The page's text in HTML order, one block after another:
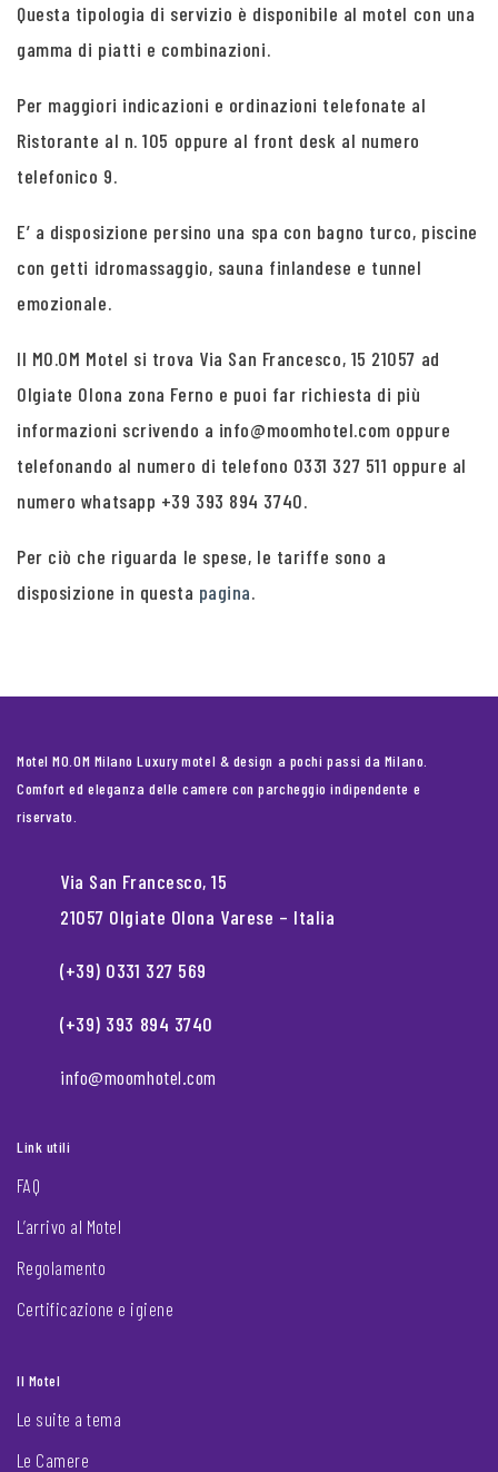
Questa tipologia di servizio è disponibile al motel con una
gamma di piatti e combinazioni.
Per maggiori indicazioni e ordinazioni telefonate al
Ristorante al n. 105 oppure al front desk al numero
telefonico 9.
E’ a disposizione persino una spa con bagno turco, piscine
con getti idromassaggio, sauna finlandese e tunnel
emozionale.
Il MO.OM Motel si trova Via San Francesco, 15 21057 ad
Olgiate Olona zona Ferno e puoi far richiesta di più
informazioni scrivendo a info@moomhotel.com oppure
telefonando al numero di telefono 0331 327 511 oppure al
numero whatsapp +39 393 894 3740.
Per ciò che riguarda le spese, le tariffe sono a
disposizione in questa pagina.
Motel MO.OM Milano Luxury motel & design a pochi passi da Milano.
Comfort ed eleganza delle camere con parcheggio indipendente e
riservato.
Via San Francesco, 15
21057 Olgiate Olona Varese – Italia
(+39) 0331 327 569
(+39) 393 894 3740
info@moomhotel.com
Link utili
FAQ
L’arrivo al Motel
Regolamento
Certificazione e igiene
Il Motel
Le suite a tema
Le Camere